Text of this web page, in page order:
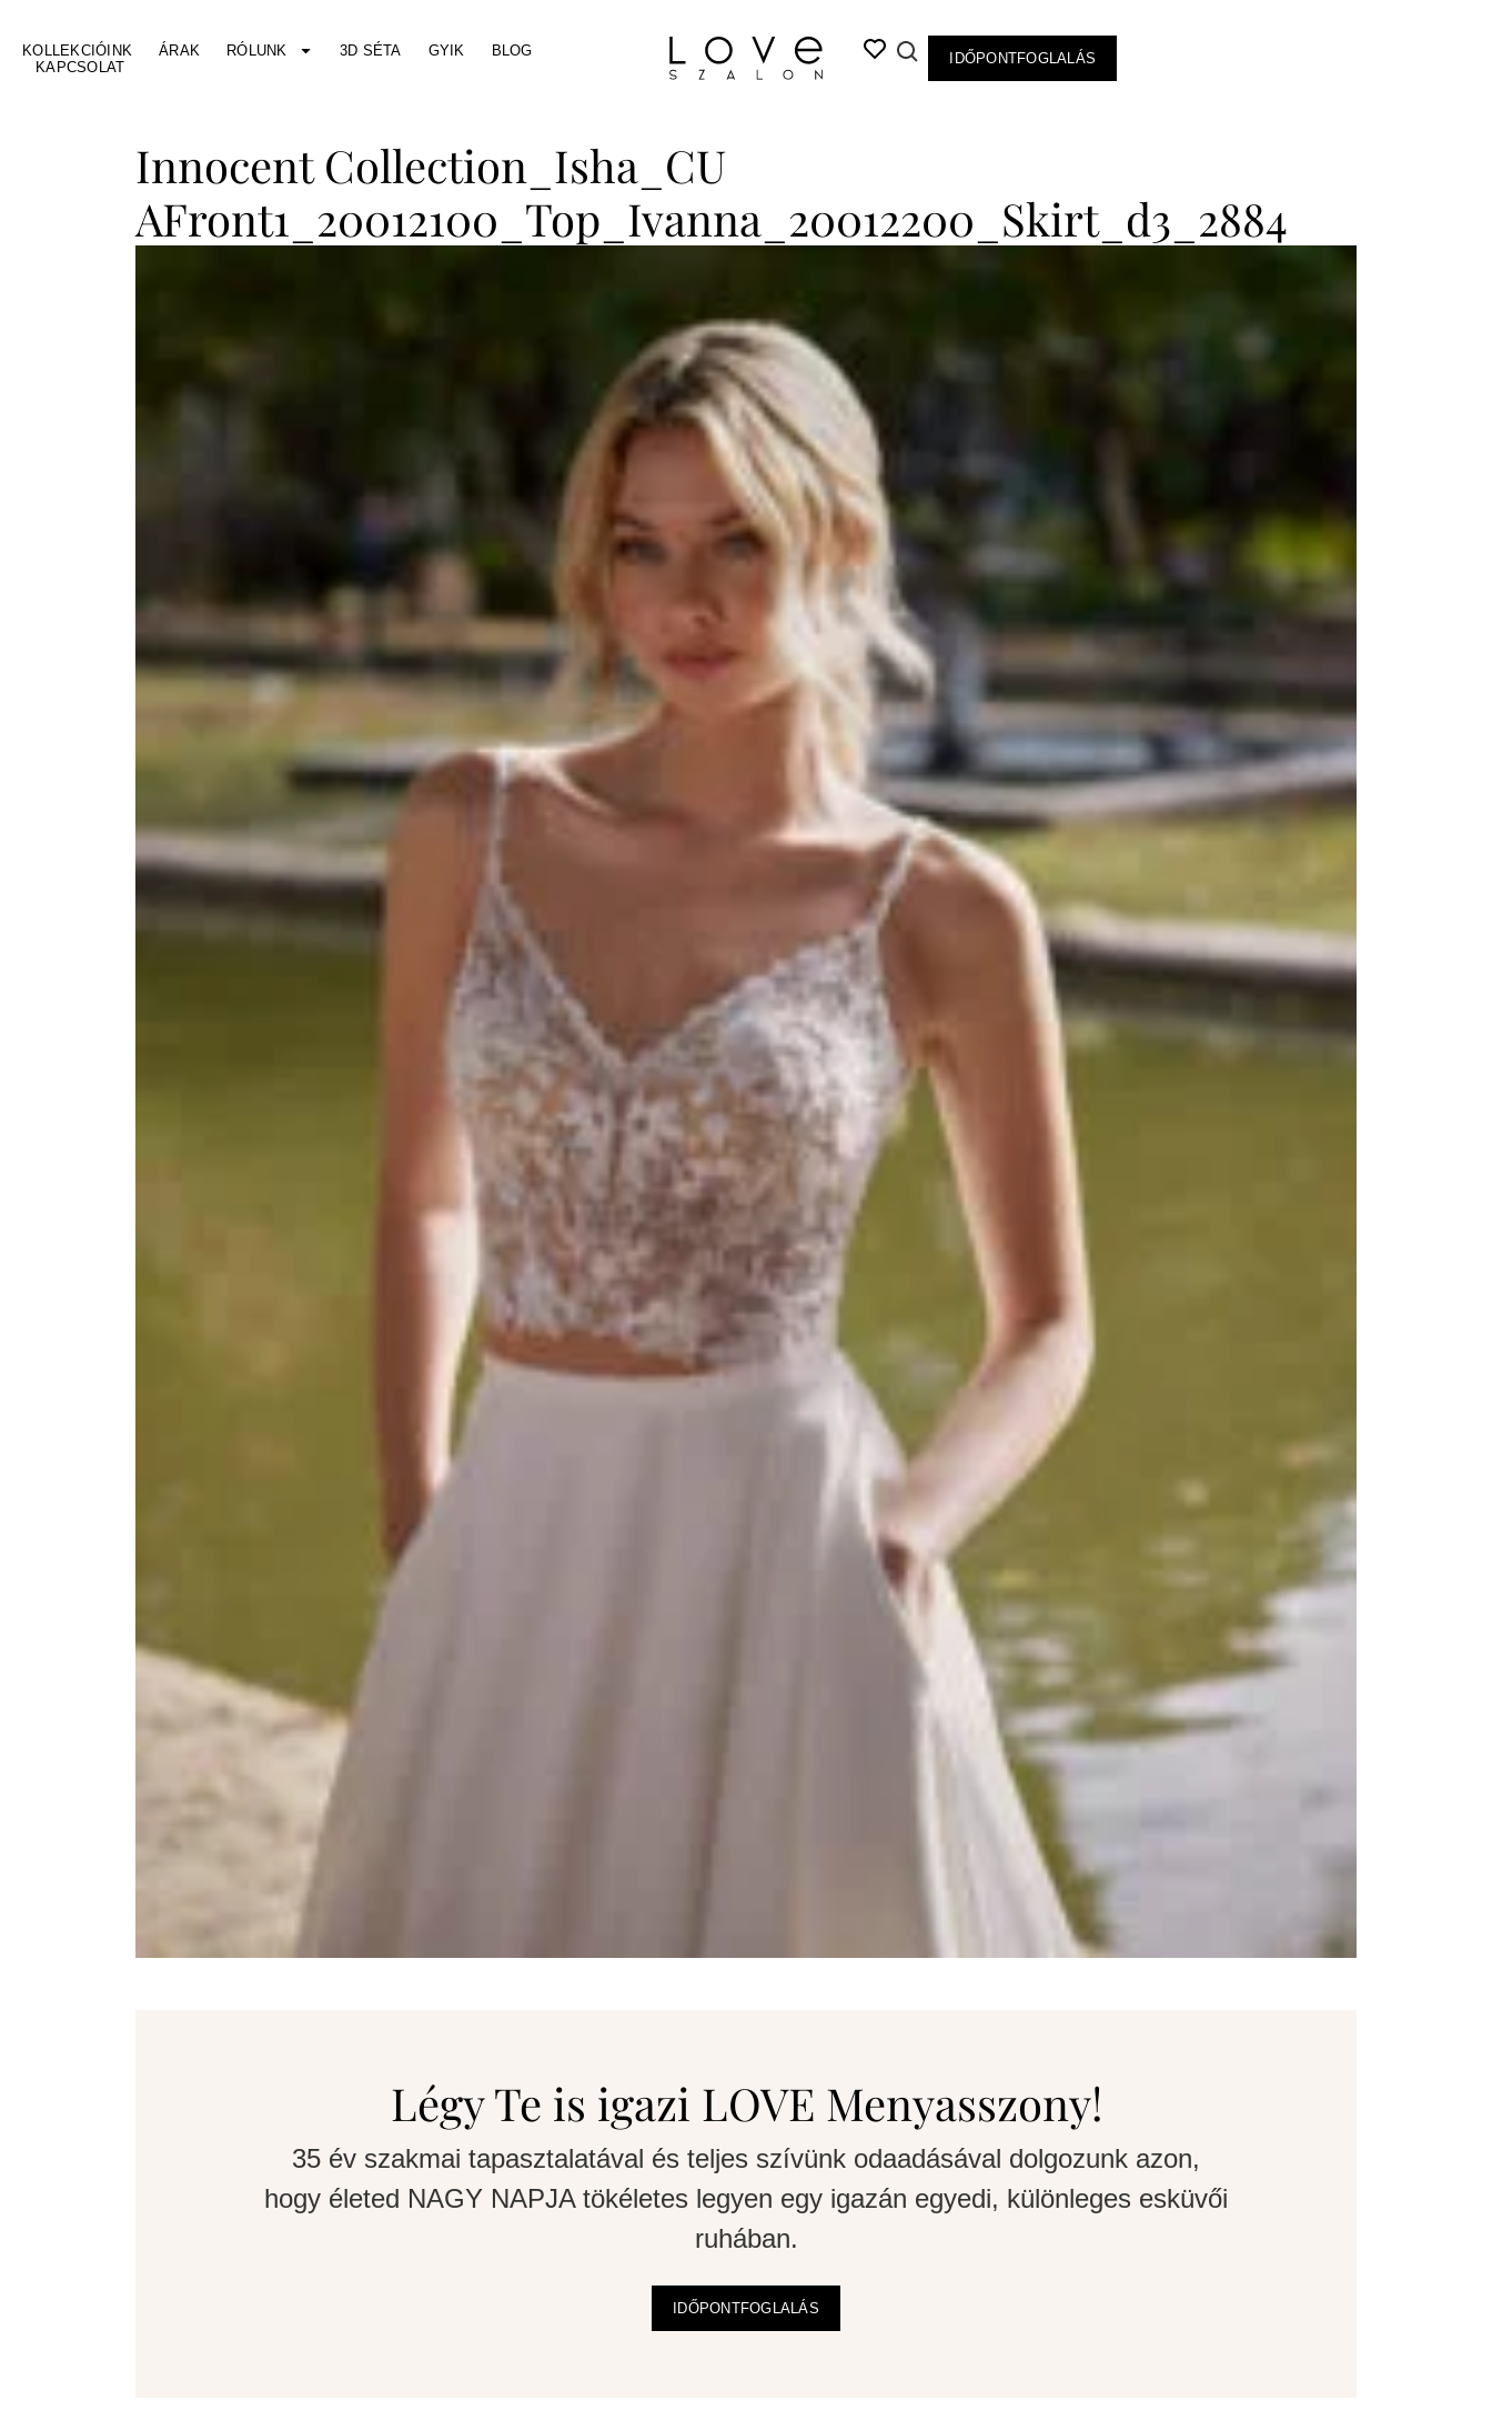
KOLLEKCIÓINK ÁRAK RÓLUNK 3D SÉTA GYIK
BLOG
KAPCSOLAT
IDŐPONTFOGLALÁS
Innocent Collection_Isha_CU
AFront1_20012100_Top_Ivanna_20012200_Skirt_d3_2884
Légy Te is igazi LOVE Menyasszony!
35 év szakmai tapasztalatával és teljes szívünk odaadásával dolgozunk azon,
hogy életed NAGY NAPJA tökéletes legyen egy igazán egyedi, különleges esküvői
ruhában.
IDŐPONTFOGLALÁS